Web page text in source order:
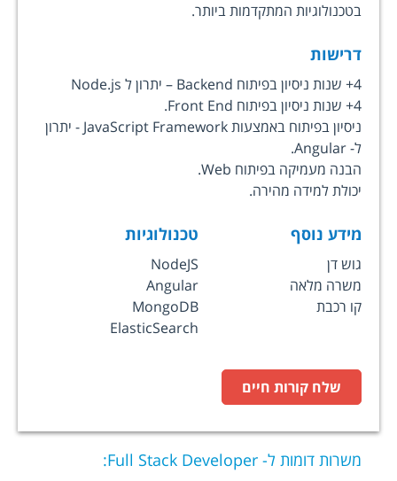
בטכנולוגיות המתקדמות ביותר.
דרישות
4+ שנות ניסיון בפיתוח Backend – יתרון ל Node.js
4+ שנות ניסיון בפיתוח Front End.
ניסיון בפיתוח באמצעות JavaScript Framework - יתרון
ל- Angular.
הבנה מעמיקה בפיתוח Web.
יכולת למידה מהירה.
מידע נוסף
גוש דן
משרה מלאה
קו רכבת
טכנולוגיות
NodeJS
Angular
MongoDB
ElasticSearch
שלח קורות חיים
משרות דומות ל- Full Stack Developer
: